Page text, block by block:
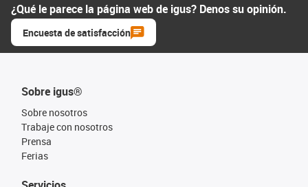
¿Qué le parece la página web de igus? Denos su opinión.
Encuesta de satisfacción
Sobre igus®
Sobre nosotros
Trabaje con nosotros
Prensa
Ferias